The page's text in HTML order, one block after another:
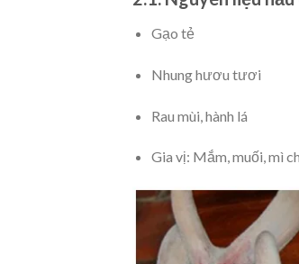
Gạo tẻ
Nhung hươu tươi
Rau mùi, hành lá
Gia vị: Mắm, muối, mì